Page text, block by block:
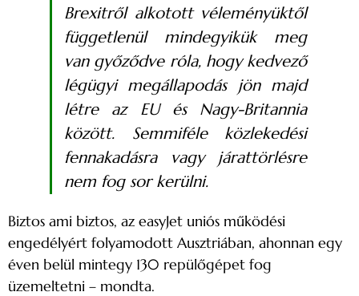
Brexitről alkotott véleményüktől
függetlenül mindegyikük meg
van győződve róla, hogy kedvező
légügyi megállapodás jön majd
létre az EU és Nagy-Britannia
között. Semmiféle közlekedési
fennakadásra vagy járattörlésre
nem fog sor kerülni.
Biztos ami biztos, az easyJet uniós működési
engedélyért folyamodott Ausztriában, ahonnan egy
éven belül mintegy 130 repülőgépet fog
üzemeltetni – mondta.